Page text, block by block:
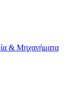
& Μηχανήματα